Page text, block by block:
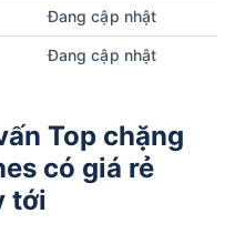
Đang cập nhật
Đang cập nhật
Top chặng
có giá rẻ
tới